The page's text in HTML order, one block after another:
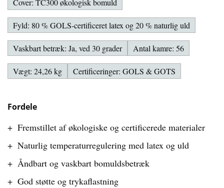
Fordele
Fremstillet af økologiske og certificerede materialer
Naturlig temperaturregulering med latex og uld
Åndbart og vaskbart bomuldsbetræk
God støtte og trykaflastning
Fyld: 80 % GOLS-certificeret latex og 20 % naturlig uld
Vaskbart betræk: Ja, ved 30 grader Antal kamre: 56
Vægt: 24,26 kg Certificeringer: GOLS & GOTS